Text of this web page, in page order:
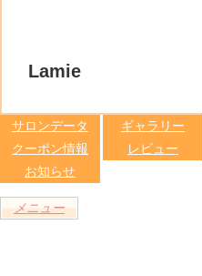
Lamie
サロンデータ ギャラリー
クーポン情報
レビュー
お知らせ
メニュー